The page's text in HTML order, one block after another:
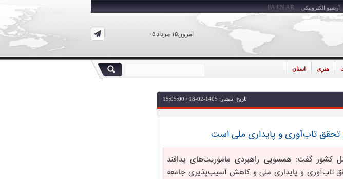
آرشیو الکترونیکی
امروز:۱۵ مرداد ۰۵
FA EN AR
هنری استان
تاریخ انتشار: 1405-02-18 / 15:05:00
تاب‌آوری و پایداری ملی است
کشور گفت: همسویی راهبردی ماموریت‌های پدافند
تاب‌آوری و پایداری ملی و کاهش آسیب‌پذیری جامعه